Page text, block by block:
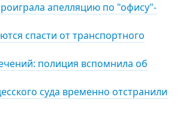
апелляцию по "офису"-
спасти от транспортного
полиция вспомнила об
суда временно отстранили